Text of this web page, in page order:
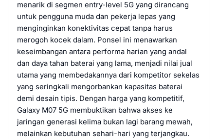
menarik di segmen entry-level 5G yang dirancang
untuk pengguna muda dan pekerja lepas yang
menginginkan konektivitas cepat tanpa harus
merogoh kocek dalam. Ponsel ini menawarkan
keseimbangan antara performa harian yang andal
dan daya tahan baterai yang lama, menjadi nilai jual
utama yang membedakannya dari kompetitor sekelas
yang seringkali mengorbankan kapasitas baterai
demi desain tipis. Dengan harga yang kompetitif,
Galaxy M07 5G membuktikan bahwa akses ke
jaringan generasi kelima bukan lagi barang mewah,
melainkan kebutuhan sehari-hari yang terjangkau.